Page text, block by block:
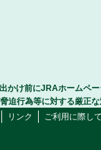
かけ前にJRAホームペ
迫行為等に対する厳正
リンク ご利用に際し